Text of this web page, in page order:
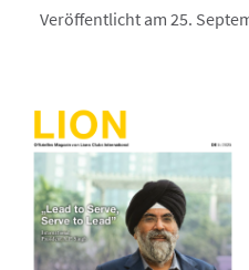
Veröffentlicht am 25.